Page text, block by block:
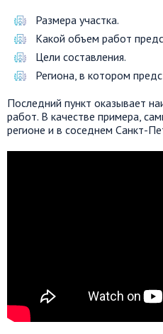
Размера участка.
Какой объем работ
Цели составления.
Региона, в котором
Последний пункт оказывает
работ. В качестве примера,
регионе и в соседнем Санкт-